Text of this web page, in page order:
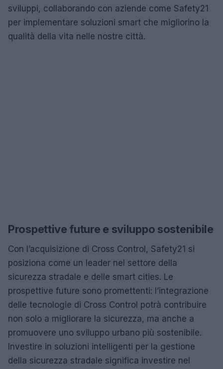
sviluppi, collaborando con aziende come Safety21
per implementare soluzioni smart che migliorino la
qualità della vita nelle nostre città.
Prospettive future e sviluppo sostenibile
Con l’acquisizione di Cross Control, Safety21 si
posiziona come un leader nel settore della
sicurezza stradale e delle smart cities. Le
prospettive future sono promettenti: l’integrazione
delle tecnologie di Cross Control potrà contribuire
non solo a migliorare la sicurezza, ma anche a
promuovere uno sviluppo urbano più sostenibile.
Investire in soluzioni intelligenti per la gestione
della sicurezza stradale significa investire nel